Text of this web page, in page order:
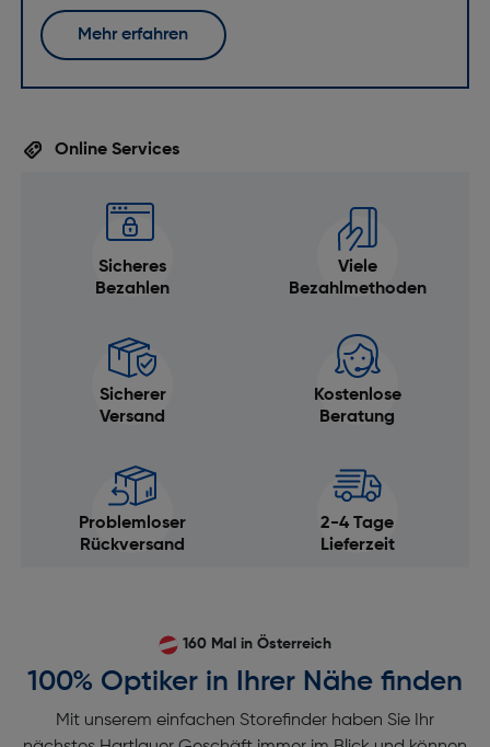
Mehr erfahren
Online Services
Sicheres
Bezahlen
Viele
Bezahlmethoden
Sicherer
Versand
Kostenlose
Beratung
Problemloser
Rückversand
2-4 Tage
Lieferzeit
160 Mal in Österreich
100% Optiker in Ihrer Nähe finden
Mit unserem einfachen Storefinder haben Sie Ihr